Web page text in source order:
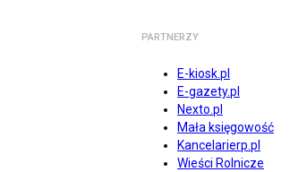
PARTNERZY
E-kiosk.pl
E-gazety.pl
Nexto.pl
Mała księgowość
Kancelarierp.pl
Wieści Rolnicze